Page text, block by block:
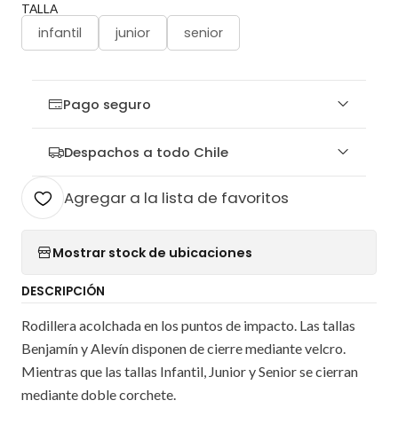
TALLA
infantil junior senior
Pago seguro
Despachos a todo Chile
Agregar a la lista de favoritos
Mostrar stock de ubicaciones
DESCRIPCIÓN
Rodillera acolchada en los puntos de impacto. Las tallas
Benjamín y Alevín disponen de cierre mediante velcro.
Mientras que las tallas Infantil, Junior y Senior se cierran
mediante doble corchete.